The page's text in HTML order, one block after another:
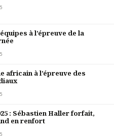
équipes à l’épreuve de la
africain à l’épreuve des
: Sébastien Haller forfait,
en renfort